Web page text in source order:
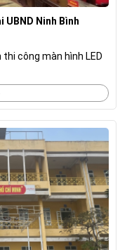
UBND Ninh Bình
công màn hình LED